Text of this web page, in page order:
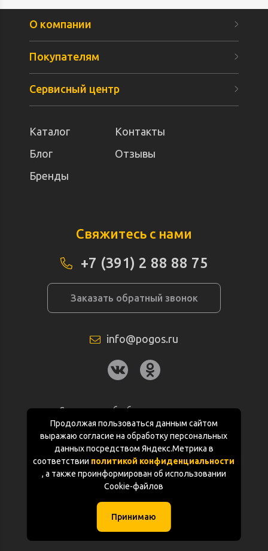
Продолжая пользоваться данным сайтом
выражаю согласие на обработку персональных
данных посредством Яндекс.Метрика в
соответствии политикой конфиденциальности
, а также проинформирован об использовании
Cookie-файлов
Принимаю
О компании
Покупателям
Сервисный центр
Каталог
Контакты
Блог
Отзывы
Бренды
Свяжитесь с нами
+7 (391) 2 88 88 75
Заказать обратный звонок
info@pogos.ru
Согласие на обработку персональных
данных
Политика конфиденциальности
Документация
(с) «POGOS.ru» 2010-2026 (ИП Чивчян М.Р.)